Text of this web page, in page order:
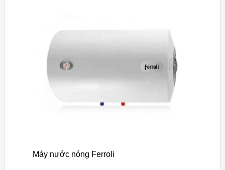
Máy nước nóng Ferroli